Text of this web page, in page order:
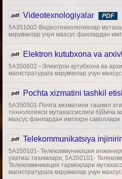
.pdf Videotexnologiyalar PDF
5А351002-Видеотехнологиялар
кирувчилар учун махсус фанлардан
.pdf Elektron kutubxona va
5А350602 –Электрон кутубхона ва
магистратурага кирувчилар учун
.pdf Pochta xizmatini tashkil
5А350501-Почта хизматини ташкил
технологияси мутахассислиги бўйича
махсус фанлардан имтиҳон саволлари
.pdf Telekommunikatsiya
5А350101- Телекоммуникация
узатиш тизимлари, 5А350101-
Телекоммникация тармоқлари
магистратурага кирувчилар учун